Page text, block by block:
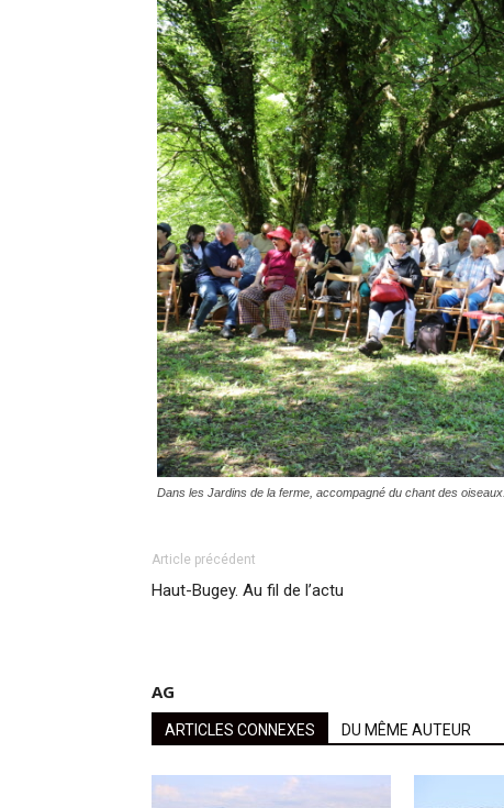
Dans les Jardins de la ferme, accompagné du chant des oiseaux.
Article précédent
Haut-Bugey. Au fil de l’actu
AG
ARTICLES CONNEXES DU MÊME AUTEUR